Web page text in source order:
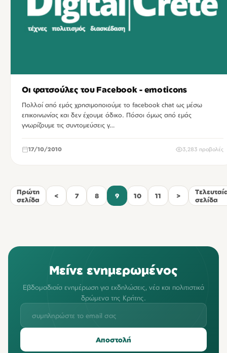
Οι φατσούλες του Facebook - emoticons
Πολλοί από εμάς χρησιμοποιούμε το facebook chat ως μέσω
επικοινωνίας και δεν έχουμε άδικο. Πόσοι όμως από εμάς
γνωρίζουμε τις συντομεύσεις γ…
17/10/2010 3,283 προβολές
Πρώτη
σελίδα
< 7 8 9 10 11 >
σελίδα
Μείνε ενημερωμένος
Εβδομαδιαία ενημέρωση για εκδηλώσεις, νέα και πολιτιστικά
δρώμενα της Κρήτης.
Αποστολή